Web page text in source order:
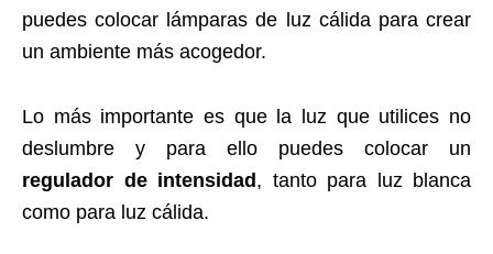
puedes colocar lámparas de luz cálida para crear
un ambiente más acogedor.
Lo más importante es que la luz que utilices no
deslumbre y para ello puedes colocar un
regulador de intensidad, tanto para luz blanca
como para luz cálida.